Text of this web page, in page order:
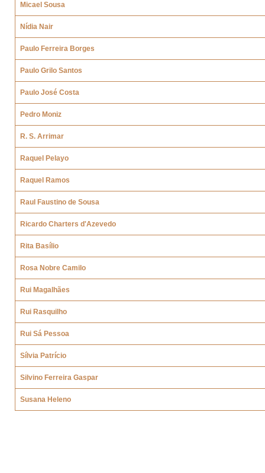
Micael Sousa
Nídia Nair
Paulo Ferreira Borges
Paulo Grilo Santos
Paulo José Costa
Pedro Moniz
R. S. Arrimar
Raquel Pelayo
Raquel Ramos
Raul Faustino de Sousa
Ricardo Charters d'Azevedo
Rita Basílio
Rosa Nobre Camilo
Rui Magalhães
Rui Rasquilho
Rui Sá Pessoa
Sílvia Patrício
Silvino Ferreira Gaspar
Susana Heleno